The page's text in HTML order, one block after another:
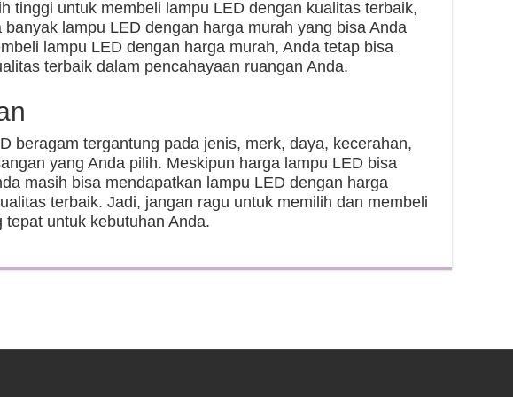
tinggi untuk membeli lampu LED dengan kualitas terbaik,
banyak lampu LED dengan harga murah yang bisa Anda
lampu LED dengan harga murah, Anda tetap bisa
terbaik dalam pencahayaan ruangan Anda.
beragam tergantung pada jenis, merk, daya, kecerahan,
yang Anda pilih. Meskipun harga lampu LED bisa
masih bisa mendapatkan lampu LED dengan harga
terbaik. Jadi, jangan ragu untuk memilih dan membeli
tepat untuk kebutuhan Anda.